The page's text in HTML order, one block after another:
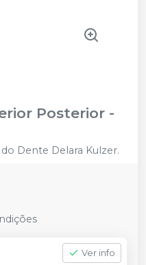
Posterior -
Dente Delara Kulzer.
Ver info